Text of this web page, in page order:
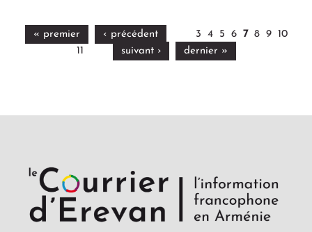
« premier ‹ précédent 3 4 5 6 7 8 9
10
11
suivant › dernier »